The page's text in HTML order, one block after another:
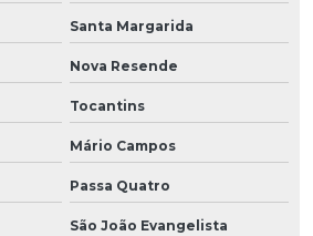
Santa Margarida
Nova Resende
Tocantins
Mário Campos
Passa Quatro
São João Evangelista